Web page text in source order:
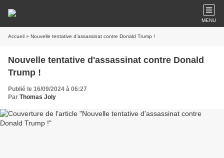
MENU
Accueil » Nouvelle tentative d'assassinat contre Donald Trump !
Nouvelle tentative d'assassinat contre Donald
Trump !
Publié le 16/09/2024 à 06:27
Par Thomas Joly